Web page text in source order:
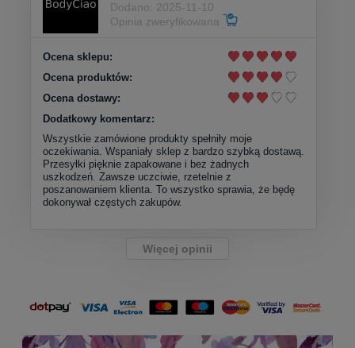
Dodano: 2025-11-10
Opinia zweryfikowana
Ocena sklepu:
Ocena produktów:
Ocena dostawy:
Dodatkowy komentarz:
Wszystkie zamówione produkty spełniły moje
oczekiwania. Wspaniały sklep z bardzo szybką dostawą.
Przesyłki pięknie zapakowane i bez żadnych
uszkodzeń. Zawsze uczciwie, rzetelnie z
poszanowaniem klienta. To wszystko sprawia, że będę
dokonywał częstych zakupów.
Więcej opinii